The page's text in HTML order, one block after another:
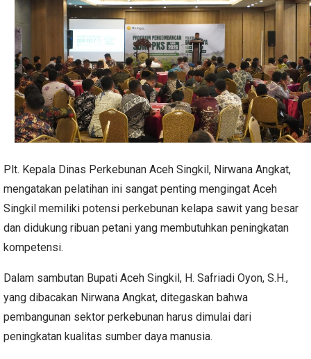
Plt. Kepala Dinas Perkebunan Aceh Singkil, Nirwana Angkat,
mengatakan pelatihan ini sangat penting mengingat Aceh
Singkil memiliki potensi perkebunan kelapa sawit yang besar
dan didukung ribuan petani yang membutuhkan peningkatan
kompetensi.
Dalam sambutan Bupati Aceh Singkil, H. Safriadi Oyon, S.H.,
yang dibacakan Nirwana Angkat, ditegaskan bahwa
pembangunan sektor perkebunan harus dimulai dari
peningkatan kualitas sumber daya manusia.